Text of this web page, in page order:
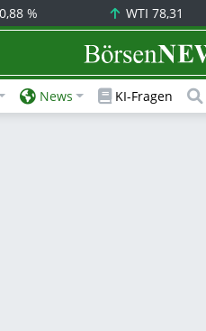
% WTI78,31
BörsenNEWS.de
News KI-Fragen